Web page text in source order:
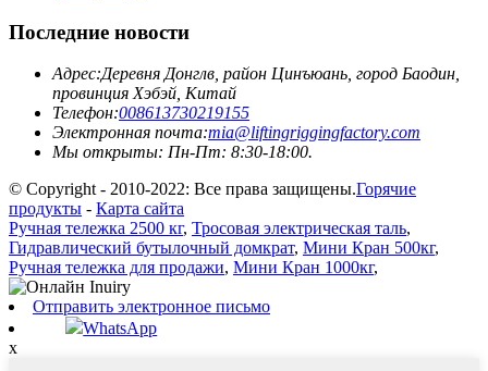
Последние новости
Адрес:Деревня Донглв, район Цинъюань, город Баодин,
провинция Хэбэй, Китай
Телефон:008613730219155
Электронная почта:mia@liftingriggingfactory.com
Мы открыты: Пн-Пт: 8:30-18:00.
© Copyright - 2010-2022: Все права защищены.Горячие
продукты - Карта сайта
Ручная тележка 2500 кг, Тросовая электрическая таль,
Гидравлический бутылочный домкрат, Мини Кран 500кг,
Ручная тележка для продажи, Мини Кран 1000кг,
Отправить электронное письмо
WhatsApp
x